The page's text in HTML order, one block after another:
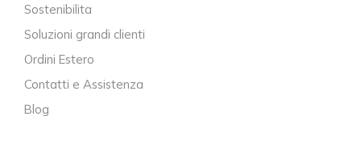
Sostenibilita
Soluzioni grandi clienti
Ordini Estero
Contatti e Assistenza
Blog